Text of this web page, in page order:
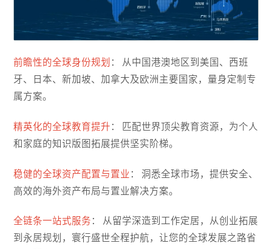
前瞻性的全球身份规划 ： 从中国港澳地区到美国、西班
牙、日本、新加坡、加拿大及欧洲主要国家，量身定制专
属方案。
精英化的全球教育提升 ： 匹配世界顶尖教育资源，为个人
和家庭的知识版图拓展提供坚实阶梯。
稳健的全球资产配置与置业 ： 洞悉全球市场，提供安全、
高效的海外资产布局与置业解决方案。
全链条一站式服务 ： 从留学深造到工作定居，从创业拓展
到永居规划，寰行盛世全程护航，让您的全球发展之路省